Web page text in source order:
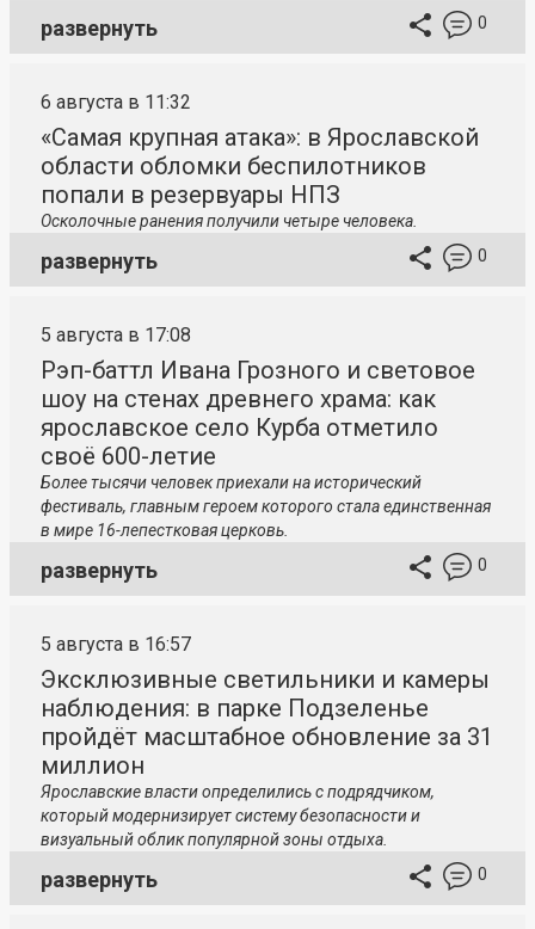
развернуть 0
6 августа в 11:32
«Самая крупная атака»: в Ярославской
области обломки беспилотников
попали в резервуары НПЗ
Осколочные ранения получили четыре человека.
развернуть 0
5 августа в 17:08
Рэп-баттл Ивана Грозного и световое
шоу на стенах древнего храма: как
ярославское село Курба отметило
своё 600-летие
Более тысячи человек приехали на исторический
фестиваль, главным героем которого стала единственная
в мире 16-лепестковая церковь.
развернуть 0
5 августа в 16:57
Эксклюзивные светильники и камеры
наблюдения: в парке Подзеленье
пройдёт масштабное обновление за 31
миллион
Ярославские власти определились с подрядчиком,
который модернизирует систему безопасности и
визуальный облик популярной зоны отдыха.
развернуть 0